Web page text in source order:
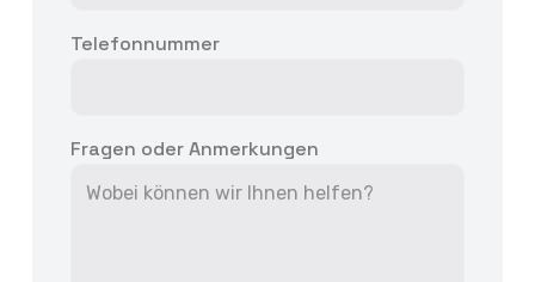
Telefonnummer
Fragen oder Anmerkungen